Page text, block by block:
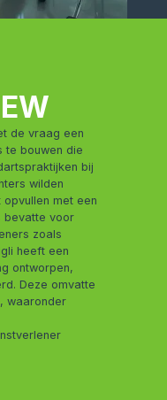
de vraag een
te bouwen die
bij
wilden
met een
bevatte voor
zoals
heeft een
ontworpen,
Deze omvatte
waaronder